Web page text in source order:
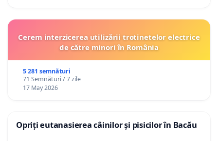
Cerem interzicerea utilizării trotinetelor electrice
de către minori în România
5 281 semnături
71 Semnături / 7 zile
17 May 2026
Opriți eutanasierea câinilor și pisicilor în Bacău